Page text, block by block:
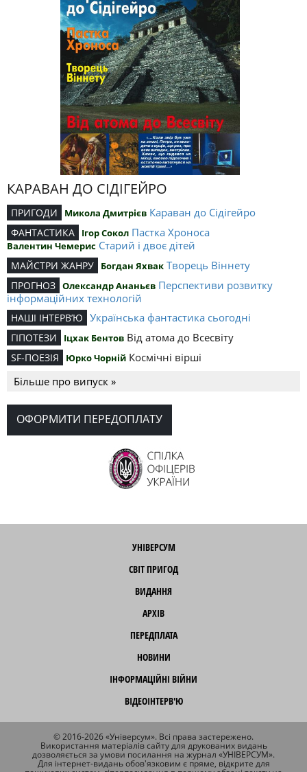
КАРАВАН ДО СІДІГЕЙРО
ПРИГОДИ Микола Дмитрієв Караван до Сідігейро
ФАНТАСТИКА Ігор Сокол Пастка Хроноса
Валентин Чемерис Старий і двоє дітей
МАЙСТРИ ЖАНРУ Богдан Яхвак Творець Віннету
ПРОГНОЗ Олександр Ананьєв Перспективи розвитку
інформаційних технологій
НАШІ ІНТЕРВ’Ю Українська фантастика сьогодні
ГІПОТЕЗИ Іцхак Бентов Від атома до Всесвіту
SF-ПОЕЗІЯ Юрко Чорній Космічні вірші
Більше про випуск »
ОФОРМИТИ ПЕРЕДОПЛАТУ
УНІВЕРСУМ
СВІТ ПРИГОД
ВИДАННЯ
АРХІВ
ПЕРЕДПЛАТА
НОВИНИ
ІНФОРМАЦІЙНІ ВІЙНИ
ВІДЕОІНТЕРВ'Ю
© 2016-2026 «Універсум». Всі права застережено.
Використання матеріалів сайту для друкованих видань
дозволяється за умови посилання на журнал «УНІВЕРСУМ».
Для інтернет-видань обов'язковим є пряме, відкрите для